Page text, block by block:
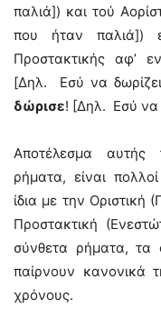
παλιά]) και τού
που ήταν παλιά])
Προστακτικής αφ’
[Δηλ. Εσύ να
δώρισε! [Δηλ. Εσύ να
Αποτέλεσμα αυτής
ρήματα, είναι
ίδια με την Οριστική
Προστακτική
σύνθετα ρήματα, τα
παίρνουν κανονικά
χρόνους.